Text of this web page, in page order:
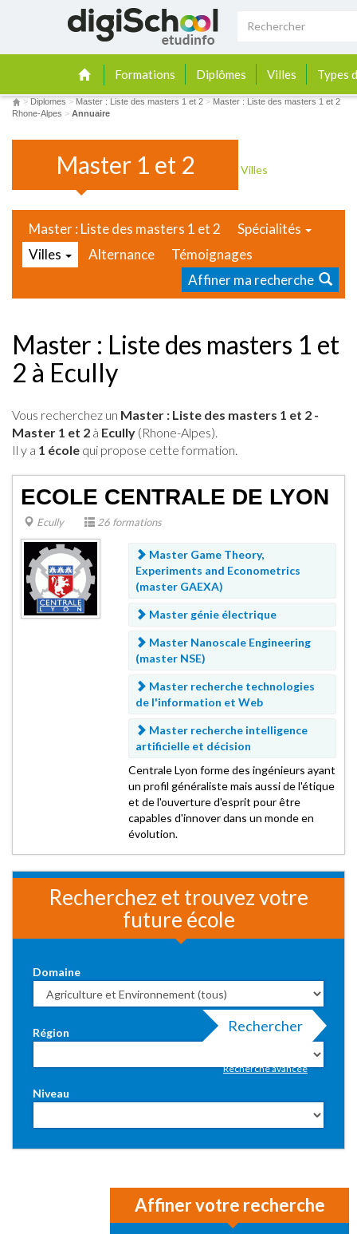
Formations Diplômes Villes Types
> Diplomes > Master : Liste des masters 1 et 2 > Master : Liste des masters 1 et 2
Rhone-Alpes > Annuaire
Master 1 et 2 Villes
Master : Liste des masters 1 et 2
Spécialités
Villes
Alternance
Témoignages
Affiner ma recherche
Master : Liste des masters 1 et
2 à Ecully
Vous recherchez un Master : Liste des masters 1 et 2 -
Master 1 et 2 à Ecully (Rhone-Alpes).
Il y a 1 école qui propose cette formation.
ECOLE CENTRALE DE LYON
Ecully 26 formations
Master Game Theory,
Experiments and Econometrics
(master GAEXA)
Master génie électrique
Master Nanoscale Engineering
(master NSE)
Master recherche technologies
de l'information et Web
Master recherche intelligence
artificielle et décision
Centrale Lyon forme des ingénieurs ayant
un profil généraliste mais aussi de l'étique
et de l'ouverture d'esprit pour être
capables d'innover dans un monde en
évolution.
Recherchez et trouvez votre
future école
Domaine
Région
Niveau
Rechercher
Recherche avancée
Affiner votre recherche